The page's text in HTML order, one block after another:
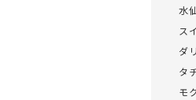
水
ス
ダ
タ
モ